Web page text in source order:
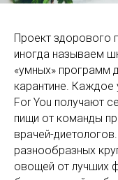
Проект здорового
иногда называем
«умных» программ
карантине. Каждое
For You получают
пищи от команды
врачей-
разнообразных
овощей от лучших